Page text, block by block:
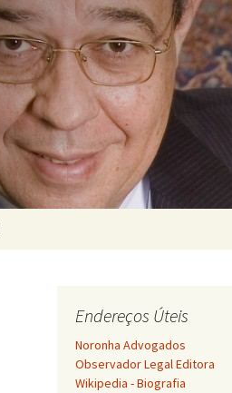
Endereços Úteis
Noronha Advogados
Observador Legal Editora
Wikipedia - Biografia